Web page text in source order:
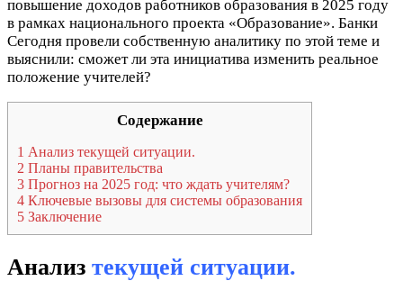
повышение доходов работников образования в 2025 году
в рамках национального проекта «Образование». Банки
Сегодня провели собственную аналитику по этой теме и
выяснили: сможет ли эта инициатива изменить реальное
положение учителей?
Содержание
1 Анализ текущей ситуации.
2 Планы правительства
3 Прогноз на 2025 год: что ждать учителям?
4 Ключевые вызовы для системы образования
5 Заключение
Анализ текущей ситуации.